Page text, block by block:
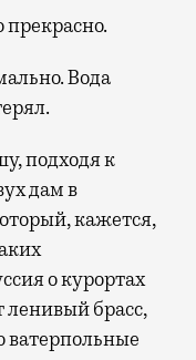
Вода
подходя к
дам в
кажется,
о курортах
ленивый брасс,
ватерпольные